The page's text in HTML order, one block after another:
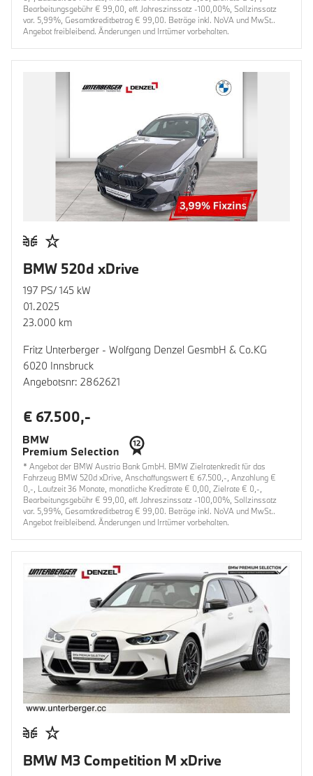
Bearbeitungsgebühr € 99,00, eff. Jahreszinssatz -100,00%, Sollzinssatz
var. 5,99%, Gesamtkreditbetrag € 99,00. Beträge inkl. NoVA und MwSt..
Angebot freibleibend. Änderungen und Irrtümer vorbehalten.
BMW 520d xDrive
197 PS/ 145 kW
01.2025
23.000 km
Fritz Unterberger - Wolfgang Denzel GesmbH & Co.KG
6020 Innsbruck
Angebotsnr: 2862621
€ 67.500,-
* Angebot der BMW Austria Bank GmbH. BMW Zielratenkredit für das
Fahrzeug BMW 520d xDrive, Anschaffungswert € 67.500,-, Anzahlung €
0,-, Laufzeit 36 Monate, monatliche Kreditrate € 0,00, Zielrate € 0,-,
Bearbeitungsgebühr € 99,00, eff. Jahreszinssatz -100,00%, Sollzinssatz
var. 5,99%, Gesamtkreditbetrag € 99,00. Beträge inkl. NoVA und MwSt..
Angebot freibleibend. Änderungen und Irrtümer vorbehalten.
BMW M3 Competition M xDrive